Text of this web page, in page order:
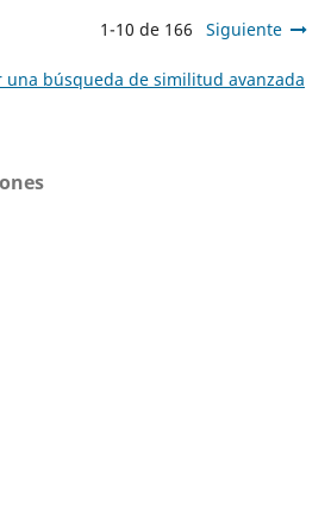
1-10 de 166 Siguiente
una búsqueda de similitud avanzada